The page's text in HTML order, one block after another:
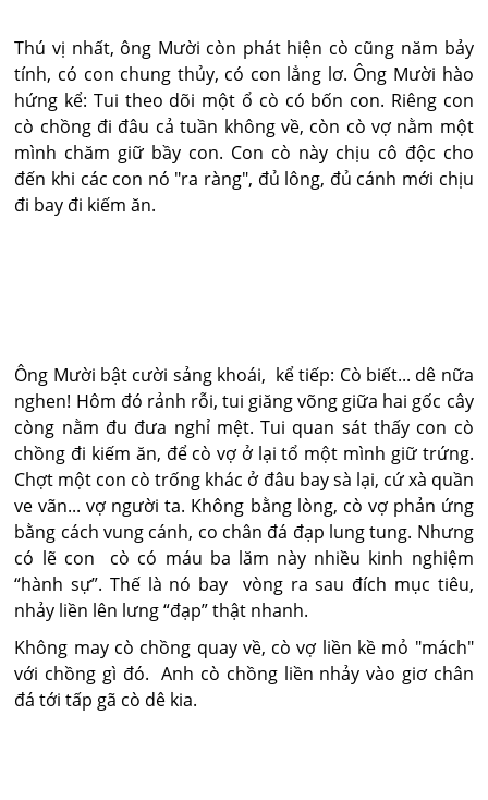
Thú vị nhất, ông Mười còn phát hiện cò cũng năm bảy
tính, có con chung thủy, có con lẳng lơ. Ông Mười hào
hứng kể: Tui theo dõi một ổ cò có bốn con. Riêng con
cò chồng đi đâu cả tuần không về, còn cò vợ nằm một
mình chăm giữ bầy con. Con cò này chịu cô độc cho
đến khi các con nó "ra ràng", đủ lông, đủ cánh mới chịu
đi bay đi kiếm ăn.
Ông Mười bật cười sảng khoái, kể tiếp: Cò biết... dê nữa
nghen! Hôm đó rảnh rỗi, tui giăng võng giữa hai gốc cây
còng nằm đu đưa nghỉ mệt. Tui quan sát thấy con cò
chồng đi kiếm ăn, để cò vợ ở lại tổ một mình giữ trứng.
Chợt một con cò trống khác ở đâu bay sà lại, cứ xà quần
ve vãn... vợ người ta. Không bằng lòng, cò vợ phản ứng
bằng cách vung cánh, co chân đá đạp lung tung. Nhưng
có lẽ con cò có máu ba lăm này nhiều kinh nghiệm
“hành sự”. Thế là nó bay vòng ra sau đích mục tiêu,
nhảy liền lên lưng “đạp” thật nhanh.
Không may cò chồng quay về, cò vợ liền kề mỏ "mách"
với chồng gì đó. Anh cò chồng liền nhảy vào giơ chân
đá tới tấp gã cò dê kia.